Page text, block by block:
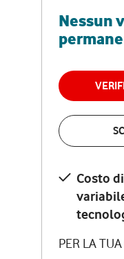
Nessun
Costo
PER LA